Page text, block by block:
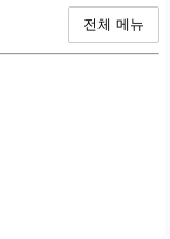
전체 메뉴